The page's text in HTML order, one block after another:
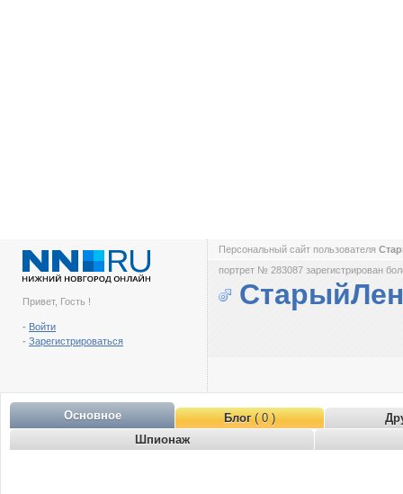
Привет, Гость !
- Войти
- Зарегистрироваться
Персональный сайт пользователя
портрет № 283087 зарегистрирован
Основное Блог( 0 )
Шпионаж